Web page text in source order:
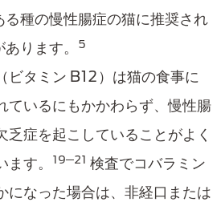
る種の慢性腸症の猫に推奨され
ります。
5
ビタミン B12）は猫の食事に
ているにもかかわらず、慢性腸
乏症を起こしていること​がよく
す。
19─21 検査でコバラミン
になった場合は、非経口または